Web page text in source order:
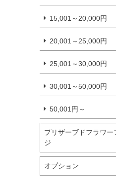
15,001～20,000円
20,001～25,000円
25,001～30,000円
30,001～50,000円
50,001円～
プリザーブドフラワー
ジ
オプション